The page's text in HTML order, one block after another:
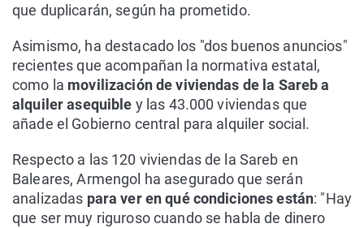
que duplicarán, según ha prometido.
Asimismo, ha destacado los "dos buenos anuncios"
recientes que acompañan la normativa estatal,
como la movilización de viviendas de la Sareb a
alquiler asequible y las 43.000 viviendas que
añade el Gobierno central para alquiler social.
Respecto a las 120 viviendas de la Sareb en
Baleares, Armengol ha asegurado que serán
analizadas para ver en qué condiciones están: "Hay
que ser muy riguroso cuando se habla de dinero